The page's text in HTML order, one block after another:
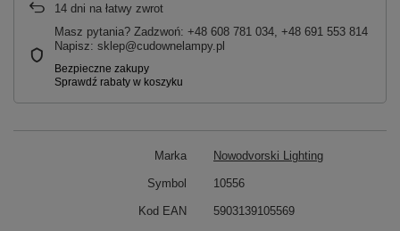
14 dni na łatwy zwrot
Masz pytania? Zadzwoń: +48 608 781 034, +48 691 553 814
Napisz: sklep@cudownelampy.pl
Marka Nowodvorski Lighting
Symbol 10556
Kod EAN 5903139105569